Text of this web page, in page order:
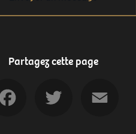
Partagez cette page